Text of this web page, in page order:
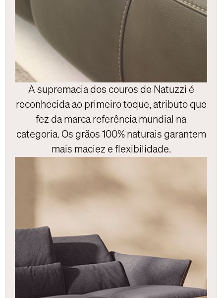
A supremacia dos couros de Natuzzi é
reconhecida ao primeiro toque, atributo que
fez da marca referência mundial na
categoria. Os grãos 100% naturais garantem
mais maciez e flexibilidade.